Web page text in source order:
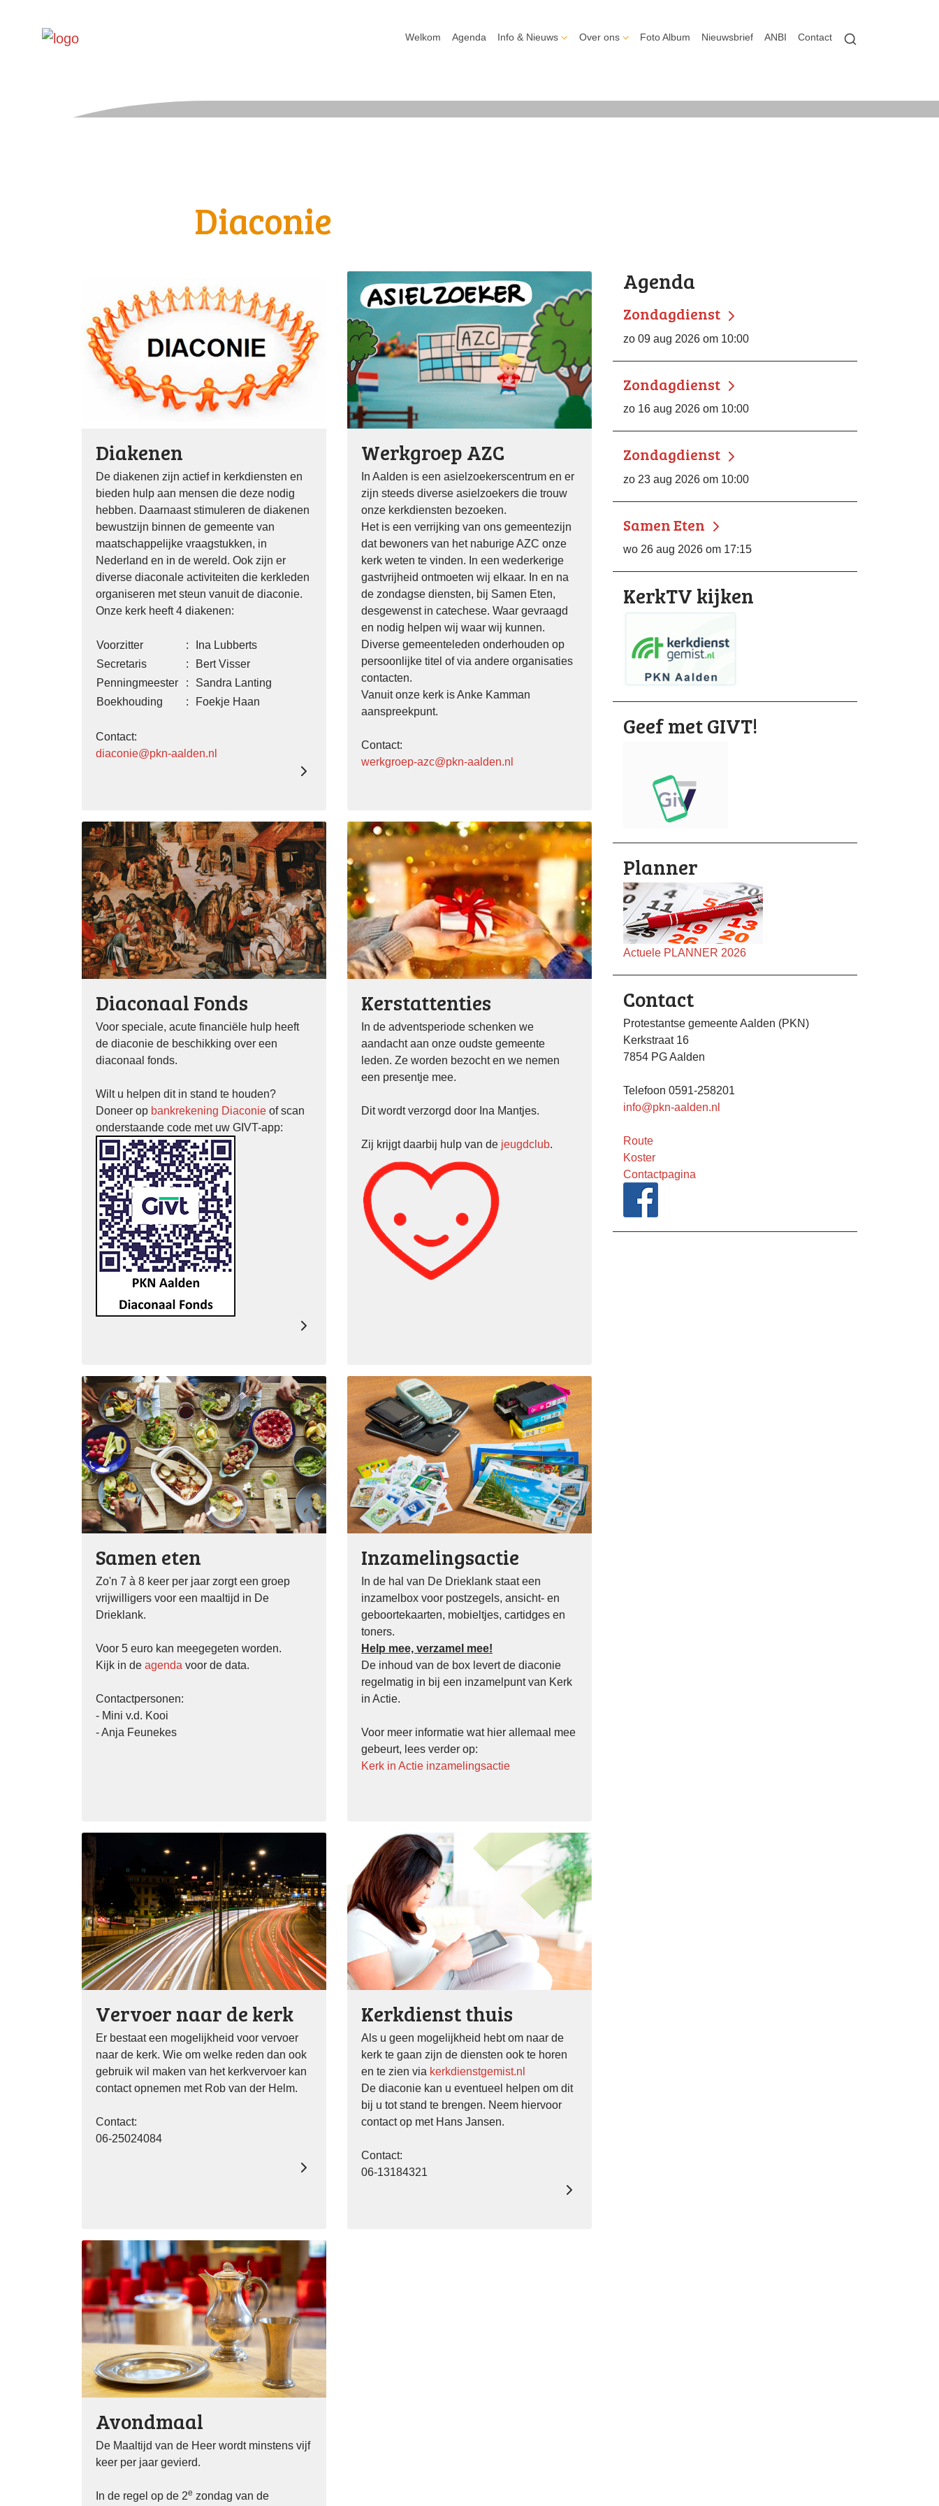
Welkom Agenda Info & Nieuws Over ons Foto Album Nieuwsbrief ANBI Contact
Diaconie
Diakenen
De diakenen zijn actief in kerkdiensten en
bieden hulp aan mensen die deze nodig
hebben. Daarnaast stimuleren de diakenen
bewustzijn binnen de gemeente van
maatschappelijke vraagstukken, in
Nederland en in de wereld. Ook zijn er
diverse diaconale activiteiten die kerkleden
organiseren met steun vanuit de diaconie.
Onze kerk heeft 4 diakenen:
Voorzitter :
Ina Lubberts
Secretaris
:
Bert Visser
Penningmeester
:
Sandra Lanting
Boekhouding
: Foekje Haan
Contact:
diaconie@pkn-aalden.nl
Werkgroep AZC
In Aalden is een asielzoekerscentrum en er
zijn steeds diverse asielzoekers die trouw
onze kerkdiensten bezoeken.
Het is een verrijking van ons gemeentezijn
dat bewoners van het naburige AZC onze
kerk weten te vinden. In een wederkerige
gastvrijheid ontmoeten wij elkaar. In en na
de zondagse diensten, bij Samen Eten,
desgewenst in catechese. Waar gevraagd
en nodig helpen wij waar wij kunnen.
Diverse gemeenteleden onderhouden op
persoonlijke titel of via andere organisaties
contacten.
Vanuit onze kerk is Anke Kamman
aanspreekpunt.
Contact:
werkgroep-azc@pkn-aalden.nl
Diaconaal Fonds
Voor speciale, acute financiële hulp heeft
de diaconie de beschikking over een
diaconaal fonds.
Wilt u helpen dit in stand te houden?
Doneer op bankrekening Diaconie of scan
onderstaande code met uw GIVT-app:
Kerstattenties
In de adventsperiode schenken we
aandacht aan onze oudste gemeente
leden. Ze worden bezocht en we nemen
een presentje mee.
Dit wordt verzorgd door Ina Mantjes.
Zij krijgt daarbij hulp van de jeugdclub.
Samen eten
Zo'n 7 à 8 keer per jaar zorgt een groep
vrijwilligers voor een maaltijd in De
Drieklank.
Voor 5 euro kan meegegeten worden.
Kijk in de agenda voor de data.
Contactpersonen:
- Mini v.d. Kooi
- Anja Feunekes
Inzamelingsactie
In de hal van De Drieklank staat een
inzamelbox voor postzegels, ansicht- en
geboortekaarten, mobieltjes, cartidges en
toners.
Help mee, verzamel mee!
De inhoud van de box levert de diaconie
regelmatig in bij een inzamelpunt van Kerk
in Actie.
Voor meer informatie wat hier allemaal mee
gebeurt, lees verder op:
Kerk in Actie inzamelingsactie
Vervoer naar de kerk
Er bestaat een mogelijkheid voor vervoer
naar de kerk. Wie om welke reden dan ook
gebruik wil maken van het kerkvervoer kan
contact opnemen met Rob van der Helm.
Contact:
06-25024084
Kerkdienst thuis
Als u geen mogelijkheid hebt om naar de
kerk te gaan zijn de diensten ook te horen
en te zien via kerkdienstgemist.nl
De diaconie kan u eventueel helpen om dit
bij u tot stand te brengen. Neem hiervoor
contact op met Hans Jansen.
Contact:
06-13184321
Avondmaal
De Maaltijd van de Heer wordt minstens vijf
keer per jaar gevierd.
In de regel op de 2e zondag van de
Agenda
Zondagdienst
zo 09 aug 2026 om 10:00
Zondagdienst
zo 16 aug 2026 om 10:00
Zondagdienst
zo 23 aug 2026 om 10:00
Samen Eten
wo 26 aug 2026 om 17:15
KerkTV kijken
Geef met GIVT!
Planner
Actuele PLANNER 2026
Contact
Protestantse gemeente Aalden (PKN)
Kerkstraat 16
7854 PG Aalden
Telefoon 0591-258201
info@pkn-aalden.nl
Route
Koster
Contactpagina